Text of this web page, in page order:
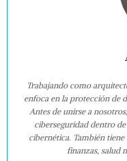
Trabajando como
enfoca en la protección de
Antes de unirse a
ciberseguridad dentro
cibernética. También
finanzas, salud